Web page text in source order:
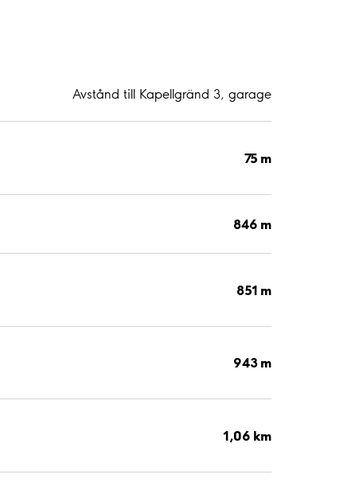
Avstånd till Kapellgränd 3, garage
75 m
846 m
851 m
943 m
1,06 km